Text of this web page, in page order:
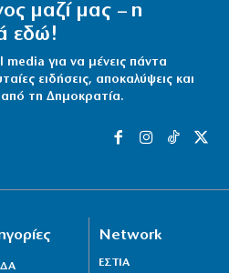
μαζί μας – η
εδώ!
για να μένεις πάντα
ειδήσεις, αποκαλύψεις και
από τη Δημοκρατία.
Network
ΕΣΤΙΑ